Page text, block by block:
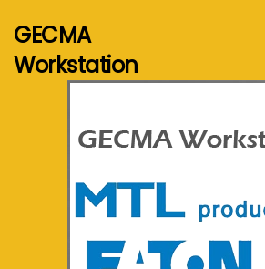
GECMA
Workstation